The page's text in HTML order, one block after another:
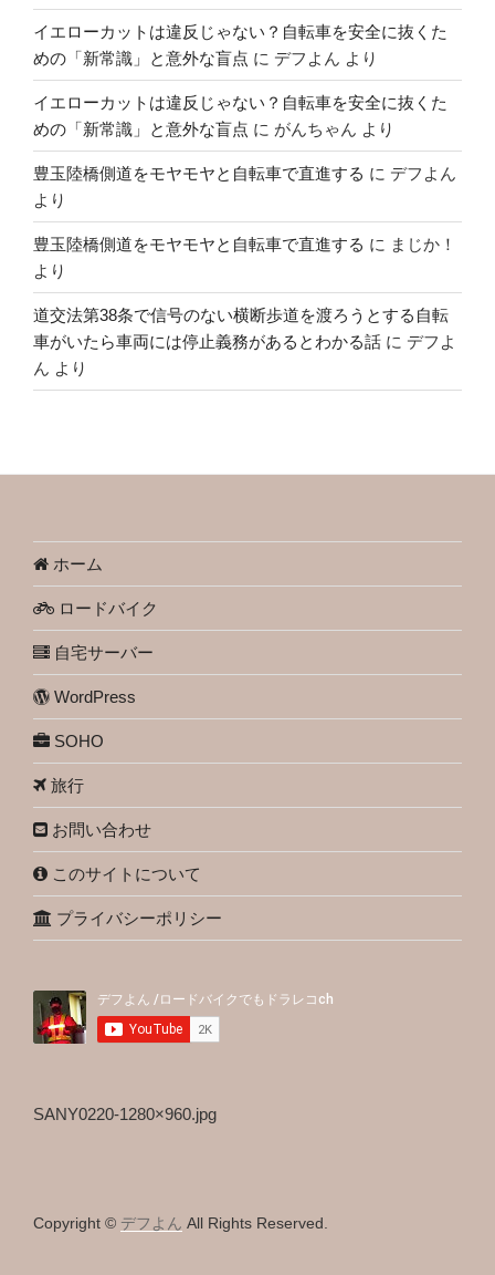
イエローカットは違反じゃない？自転車を安全に抜くた
めの「新常識」と意外な盲点 に デフよん より
イエローカットは違反じゃない？自転車を安全に抜くた
めの「新常識」と意外な盲点 に がんちゃん より
豊玉陸橋側道をモヤモヤと自転車で直進する に デフよん
より
豊玉陸橋側道をモヤモヤと自転車で直進する に まじか！
より
道交法第38条で信号のない横断歩道を渡ろうとする自転
車がいたら車両には停止義務があるとわかる話 に デフよ
ん より
ホーム
ロードバイク
自宅サーバー
WordPress
SOHO
旅行
お問い合わせ
このサイトについて
プライバシーポリシー
SANY0220-1280×960.jpg
Copyright © デフよん All Rights Reserved.